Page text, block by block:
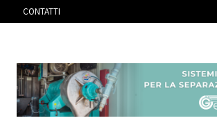
CONTATTI